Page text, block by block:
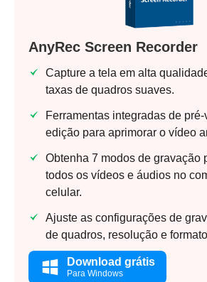
AnyRec Screen Recorder
Capture a tela em alta
taxas de quadros suaves.
Ferramentas integradas de
edição para aprimorar o vídeo
Obtenha 7 modos de gravação
todos os vídeos e áudios no
celular.
Ajuste as configurações de
de quadros, resolução e
Download grátis
Para Windows